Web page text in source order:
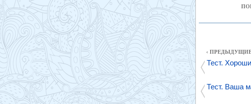
‹
Тест.
Тест. Ваша